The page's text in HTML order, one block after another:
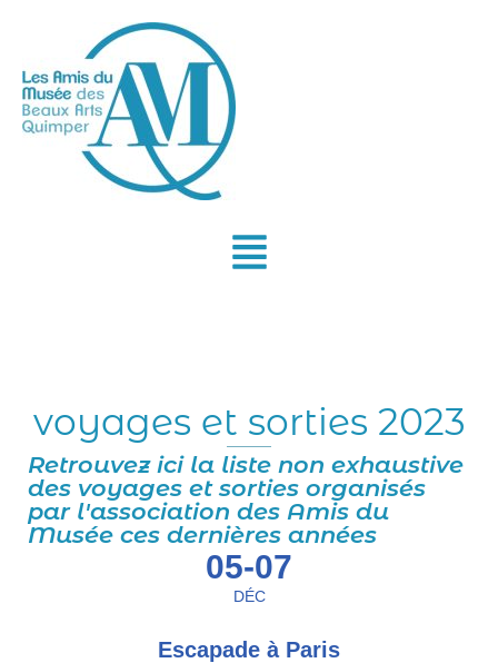
au
contenu
voyages et sorties 2023
Retrouvez ici la liste non exhaustive
des voyages et sorties organisés
par l'association des Amis du
Musée ces dernières années
05-07
DÉC
Escapade à Paris